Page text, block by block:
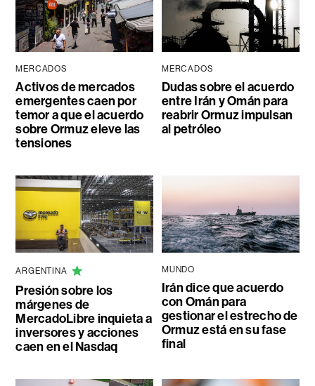
MERCADOS
Activos de mercados
emergentes caen por
temor a que el acuerdo
sobre Ormuz eleve las
tensiones
MERCADOS
Dudas sobre el acuerdo
entre Irán y Omán para
reabrir Ormuz impulsan
al petróleo
ARGENTINA
Presión sobre los
márgenes de
MercadoLibre inquieta a
inversores y acciones
caen en el Nasdaq
MUNDO
Irán dice que acuerdo
con Omán para
gestionar el estrecho de
Ormuz está en su fase
final